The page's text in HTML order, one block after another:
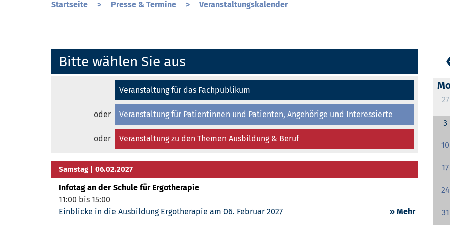
Startseite > Presse & Termine > Veranstaltungskalender
Bitte wählen Sie aus
Veranstaltung für das Fachpublikum
oder Veranstaltung für Patientinnen und Patienten, Angehörige und Interessierte
oder Veranstaltung zu den Themen Ausbildung & Beruf
Samstag| 06.02.2027
Infotag an der Schule für Ergotherapie
11:00 bis 15:00
Einblicke in die Ausbildung Ergotherapie am 06. Februar 2027
» Mehr
27
3
10
17
24
31